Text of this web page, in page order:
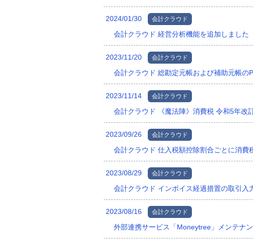
2024/01/30 会計クラウド
会計クラウド 経営分析機能を追加しました
2023/11/20 会計クラウド
会計クラウド 総勘定元帳および補助元帳の
2023/11/14 会計クラウド
会計クラウド 《魔法陣》消費税 令和5年改
2023/09/26 会計クラウド
会計クラウド 仕入税額控除割合ごとに消費
2023/08/29 会計クラウド
会計クラウド インボイス経過措置の取引入
2023/08/16 会計クラウド
外部連携サービス「Moneytree」メンテナ